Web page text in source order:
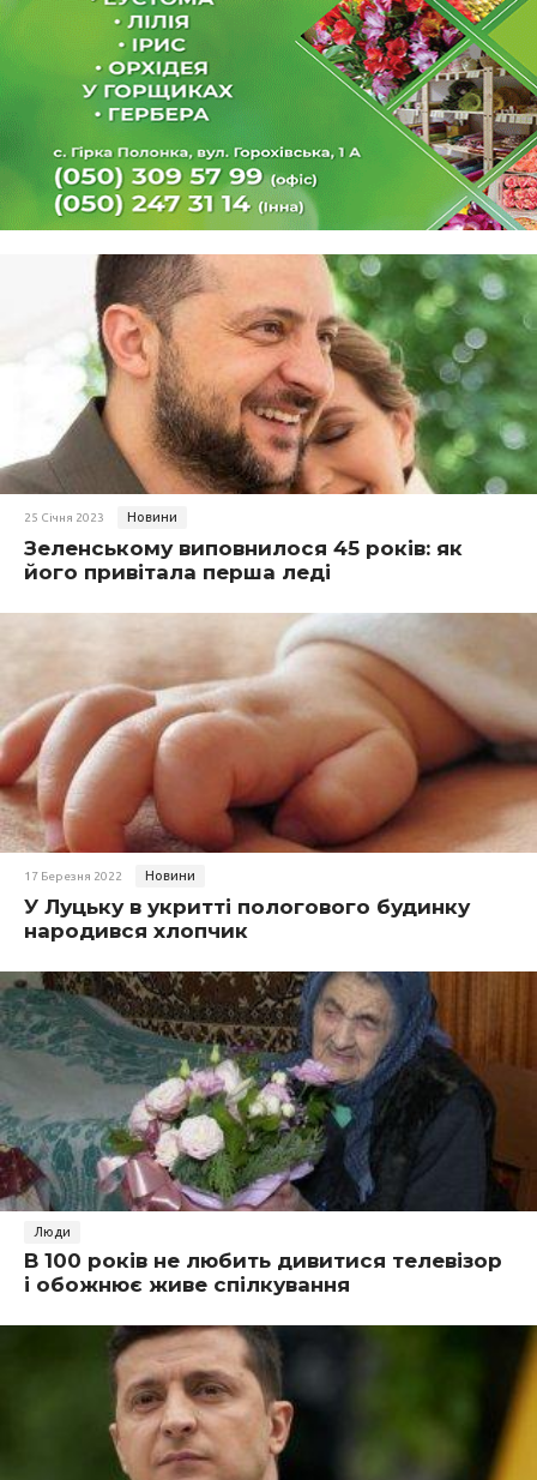
25 Січня 2023 Новини
Зеленському виповнилося 45 років: як
його привітала перша леді
17 Березня 2022 Новини
У Луцьку в укритті пологового будинку
народився хлопчик
Люди
В 100 років не любить дивитися телевізор
і обожнює живе спілкування